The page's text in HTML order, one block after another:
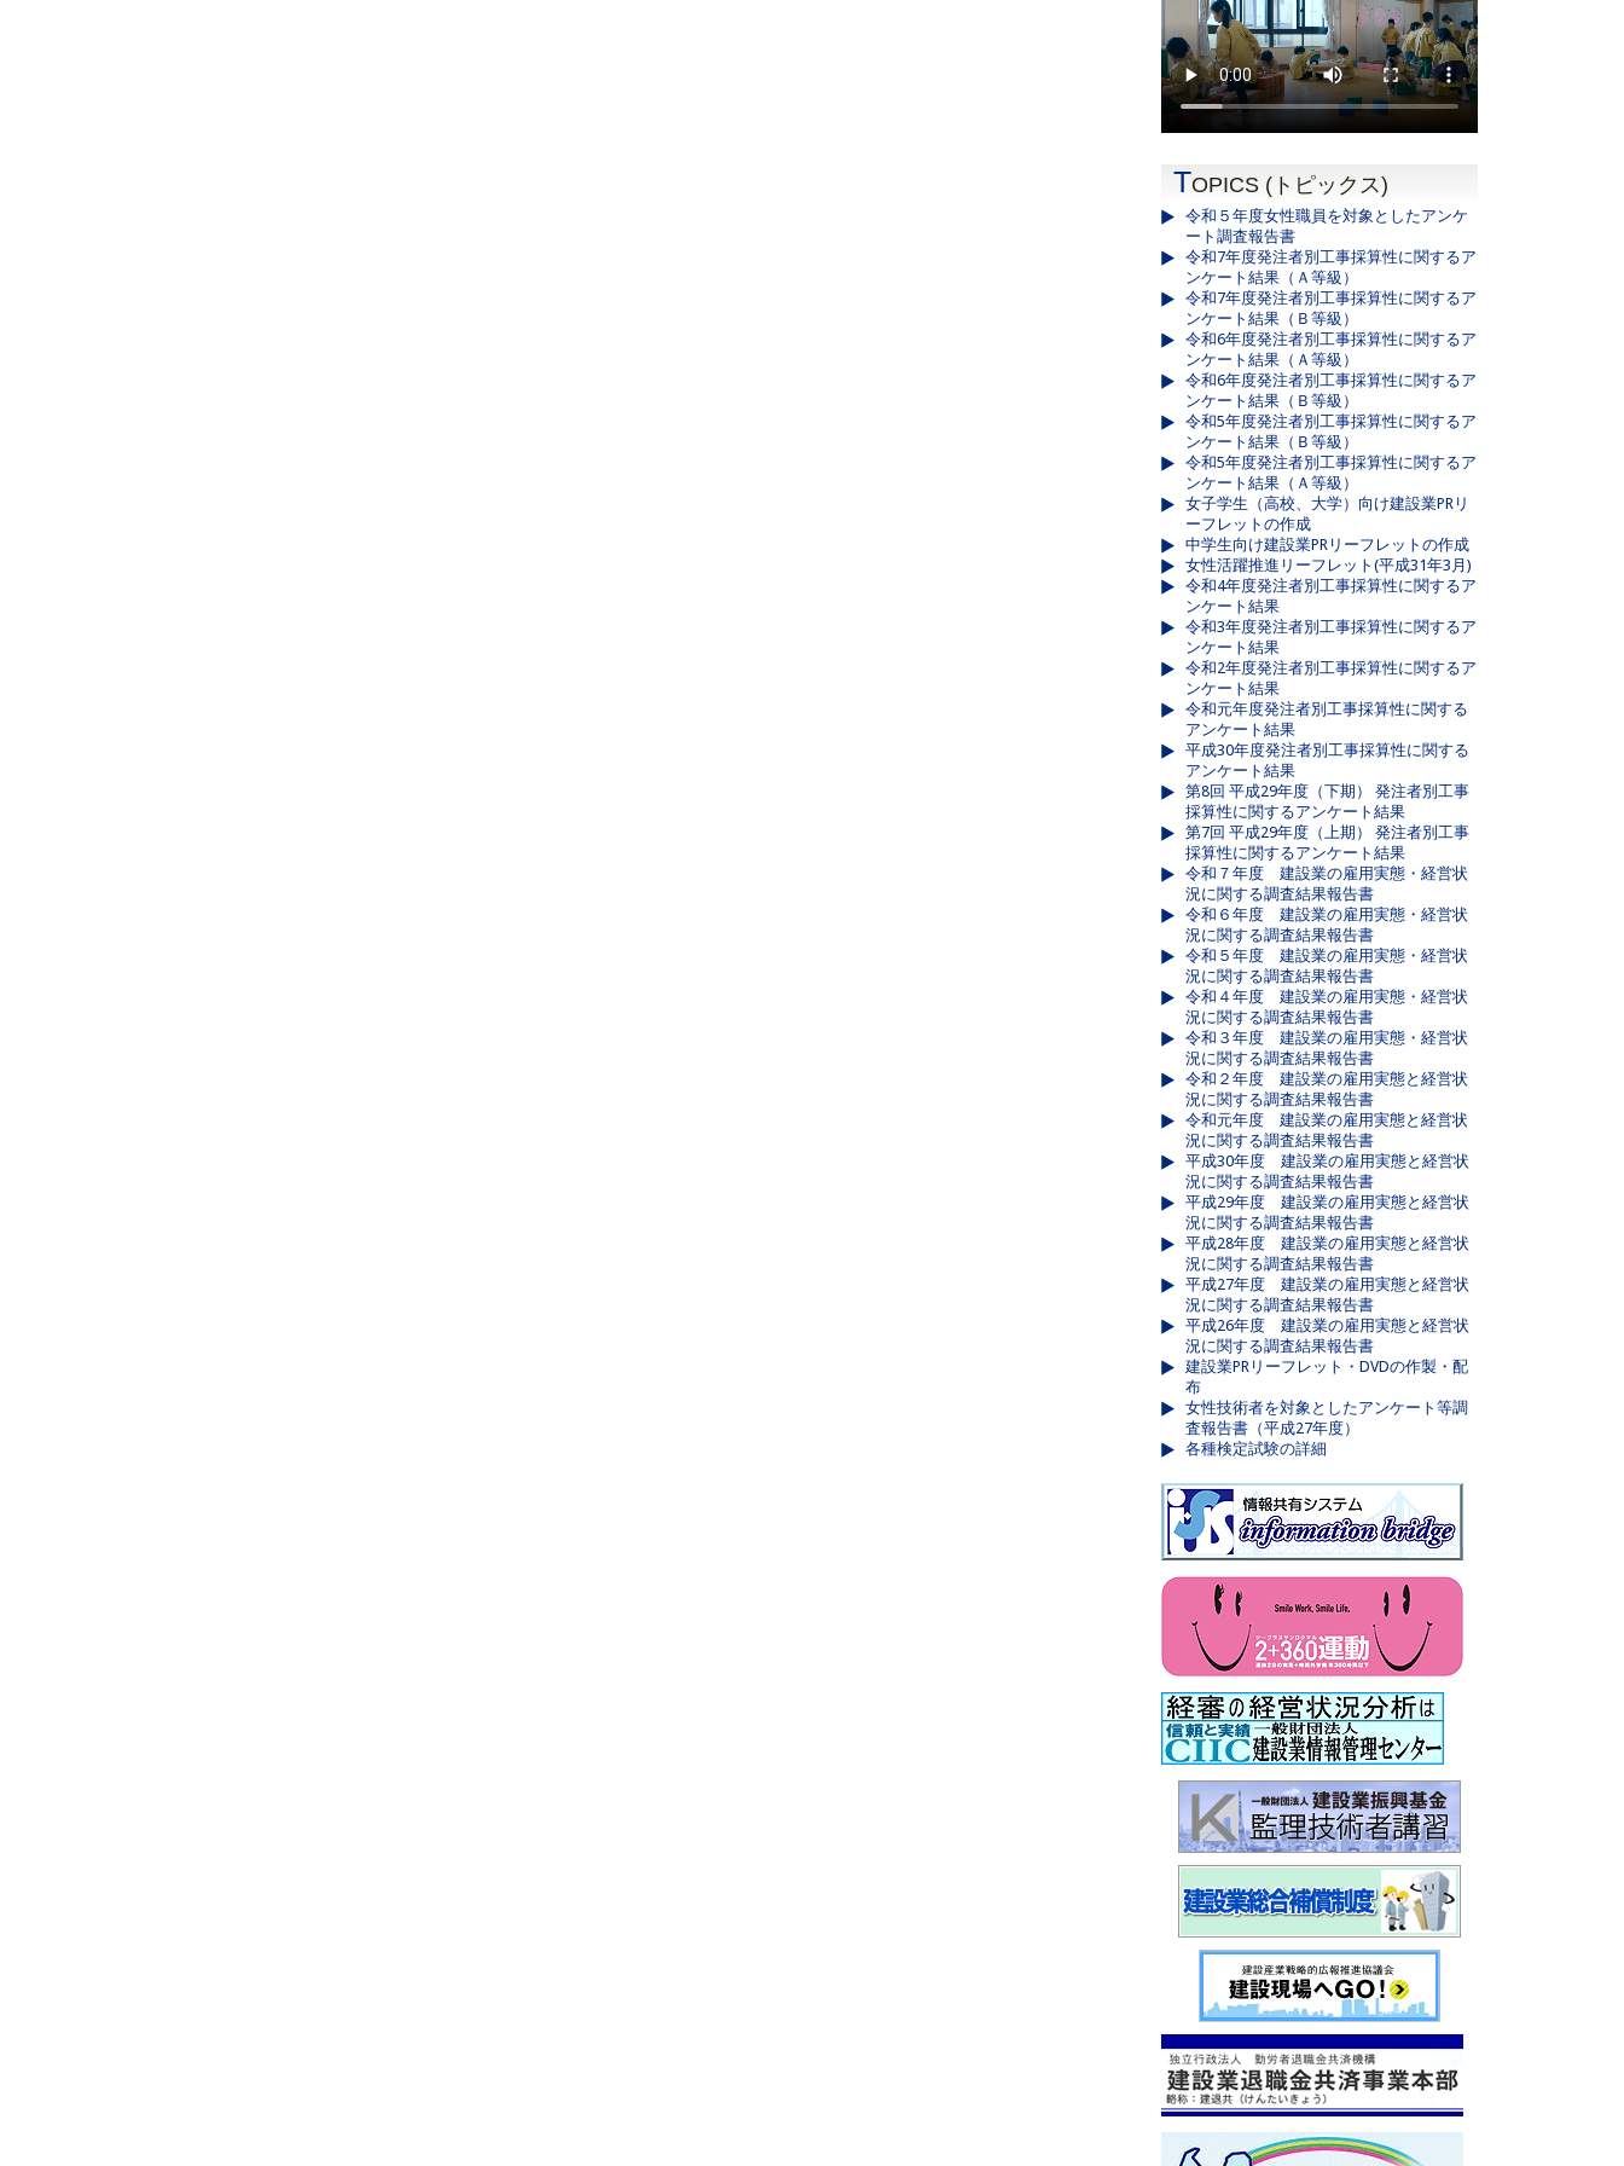
TOPICS (トピックス)
令和５年度女性職員を対象としたアンケ
ート調査報告書
令和7年度発注者別工事採算性に関するア
ンケート結果（Ａ等級）
令和7年度発注者別工事採算性に関するア
ンケート結果（Ｂ等級）
令和6年度発注者別工事採算性に関するア
ンケート結果（Ａ等級）
令和6年度発注者別工事採算性に関するア
ンケート結果（Ｂ等級）
令和5年度発注者別工事採算性に関するア
ンケート結果（Ｂ等級）
令和5年度発注者別工事採算性に関するア
ンケート結果（Ａ等級）
女子学生（高校、大学）向け建設業PRリ
ーフレットの作成
中学生向け建設業PRリーフレットの作成
女性活躍推進リーフレット(平成31年3月)
令和4年度発注者別工事採算性に関するア
ンケート結果
令和3年度発注者別工事採算性に関するア
ンケート結果
令和2年度発注者別工事採算性に関するア
ンケート結果
令和元年度発注者別工事採算性に関する
アンケート結果
平成30年度発注者別工事採算性に関する
アンケート結果
第8回 平成29年度（下期） 発注者別工事
採算性に関するアンケート結果
第7回 平成29年度（上期） 発注者別工事
採算性に関するアンケート結果
令和７年度 建設業の雇用実態・経営状
況に関する調査結果報告書
令和６年度 建設業の雇用実態・経営状
況に関する調査結果報告書
令和５年度 建設業の雇用実態・経営状
況に関する調査結果報告書
令和４年度 建設業の雇用実態・経営状
況に関する調査結果報告書
令和３年度 建設業の雇用実態・経営状
況に関する調査結果報告書
令和２年度 建設業の雇用実態と経営状
況に関する調査結果報告書
令和元年度 建設業の雇用実態と経営状
況に関する調査結果報告書
平成30年度 建設業の雇用実態と経営状
況に関する調査結果報告書
平成29年度 建設業の雇用実態と経営状
況に関する調査結果報告書
平成28年度 建設業の雇用実態と経営状
況に関する調査結果報告書
平成27年度 建設業の雇用実態と経営状
況に関する調査結果報告書
平成26年度 建設業の雇用実態と経営状
況に関する調査結果報告書
建設業PRリーフレット・DVDの作製・配
布
女性技術者を対象としたアンケート等調
査報告書（平成27年度）
各種検定試験の詳細